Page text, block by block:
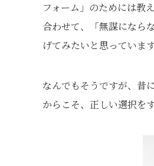
フォーム」のためには教
合わせて、「無謀になら
げてみたいと思っています
なんでもそうですが、昔
からこそ、正しい選択を